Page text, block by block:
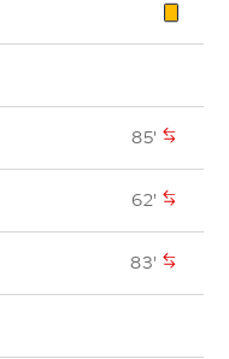
85'
62'
83'